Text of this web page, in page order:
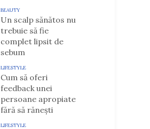
BEAUTY
Un scalp sănătos nu
trebuie să fie
complet lipsit de
sebum
LIFESTYLE
Cum să oferi
feedback unei
persoane apropiate
fără să rănești
LIFESTYLE